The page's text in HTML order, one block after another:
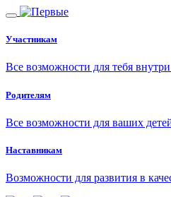
Участникам
Все возможности для тебя
Родителям
Все возможности для ваших
Наставникам
Возможности для развития в